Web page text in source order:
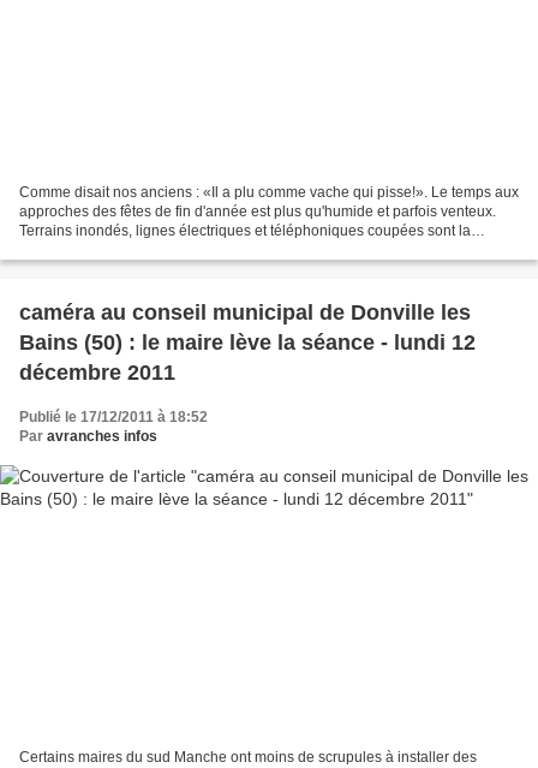
Comme disait nos anciens : «Il a plu comme vache qui pisse!». Le temps aux
approches des fêtes de fin d'année est plus qu'humide et parfois venteux.
Terrains inondés, lignes électriques et téléphoniques coupées sont la
caméra au conseil municipal de Donville les
Bains (50) : le maire lève la séance - lundi 12
décembre 2011
Publié le 17/12/2011 à 18:52
Par avranches infos
Certains maires du sud Manche ont moins de scrupules à installer des